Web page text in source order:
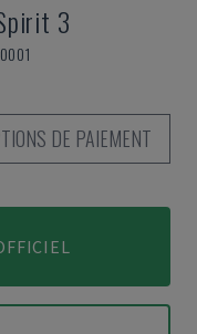
3
DE PAIEMENT